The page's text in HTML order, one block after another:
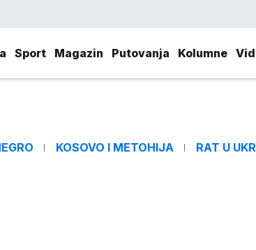
Sport Magazin Putovanja Kolumne
KOSOVO I METOHIJA RAT U